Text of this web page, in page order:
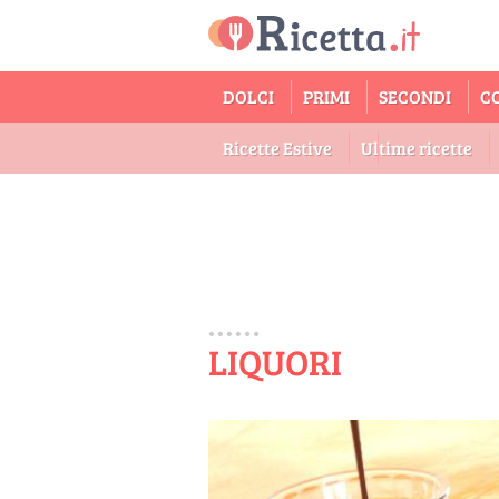
DOLCI PRIMI SECONDI
Ricette Estive Ultime ricette
LIQUORI